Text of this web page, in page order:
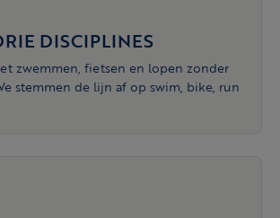
DISCIPLINES
zwemmen, fietsen en lopen zonder
stemmen de lijn af op swim, bike, run